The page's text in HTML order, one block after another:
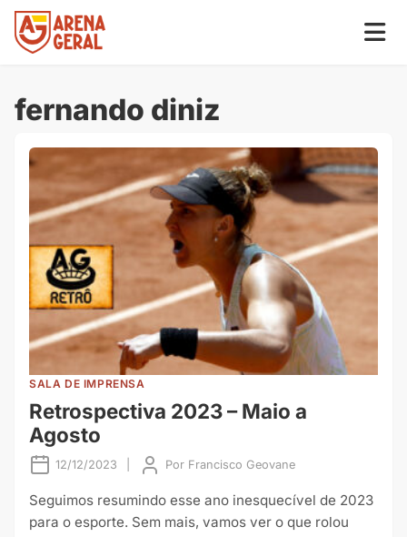
fernando diniz
SALA DE IMPRENSA
Retrospectiva 2023 – Maio a
Agosto
12/12/2023 Por Francisco Geovane
Seguimos resumindo esse ano inesquecível de 2023
para o esporte. Sem mais, vamos ver o que rolou